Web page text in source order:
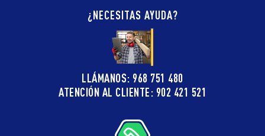
¿NECESITAS AYUDA?
LLÁMANOS: 968 751 480
ATENCIÓN AL CLIENTE: 902 421 521